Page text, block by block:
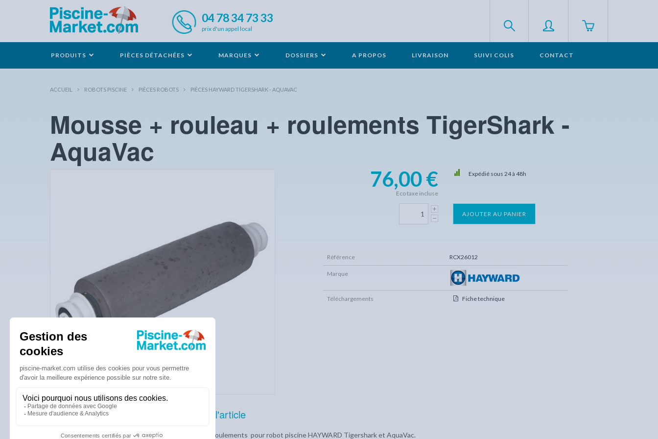
04 78 34 73 33
prix d'un appel local
PRODUITS PIÈCES DÉTACHÉES MARQUES DOSSIERS A PROPOS LIVRAISON SUIVI COLIS CONTACT
ACCUEIL ROBOTS PISCINE PIÈCES ROBOTS PIÈCES HAYWARD TIGERSHARK - AQUAVAC
Mousse + rouleau + roulements TigerShark -
AquaVac
76,00 €
Eco taxe incluse
Expédié sous 24 à 48h
Référence RCX26012
Marque
Téléchargements Fiche technique
Description de l'article
Mousse + rouleau + roulements pour robot piscine HAYWARD Tigershark et AquaVac.